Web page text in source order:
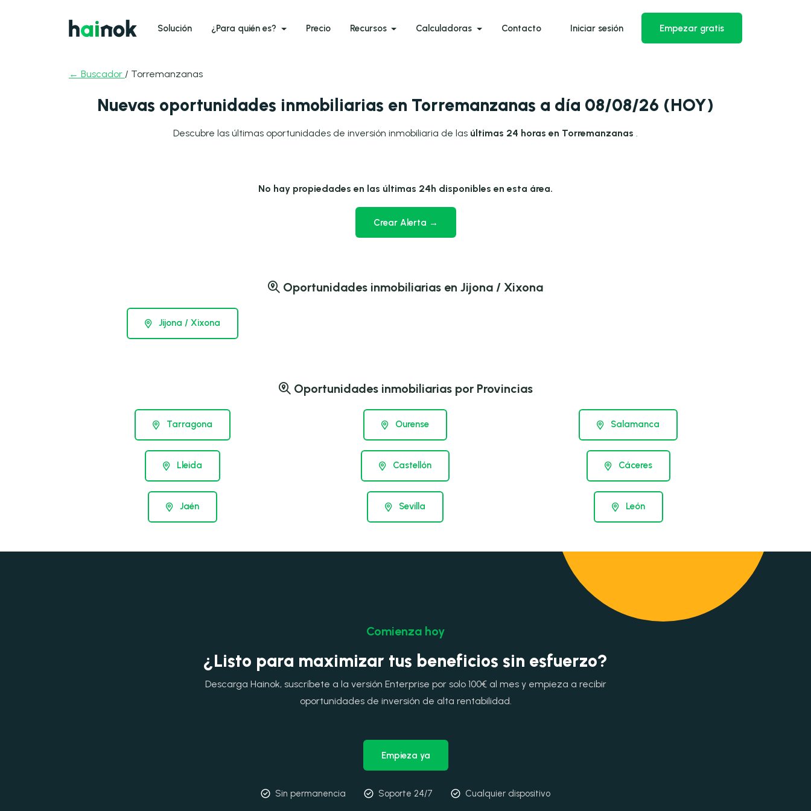
Solución ¿Para quién es? Precio Recursos Calculadoras Contacto Iniciar sesión Empezar gratis
← Buscador / Torremanzanas
Nuevas oportunidades inmobiliarias en Torremanzanas a día 08/08/26 (HOY)
Descubre las últimas oportunidades de inversión inmobiliaria de las últimas 24 horas en Torremanzanas .
No hay propiedades en las últimas 24h disponibles en esta área.
Crear Alerta →
Oportunidades inmobiliarias en Jijona / Xixona
Jijona / Xixona
Oportunidades inmobiliarias por Provincias
Tarragona Ourense Salamanca
Lleida Castellón Cáceres
Jaén Sevilla León
Comienza hoy
¿Listo para maximizar tus beneficios sin esfuerzo?
Descarga Hainok, suscríbete a la versión Enterprise por solo 100€ al mes y empieza a recibir
oportunidades de inversión de alta rentabilidad.
Empieza ya
Sin permanencia Soporte 24/7 Cualquier dispositivo